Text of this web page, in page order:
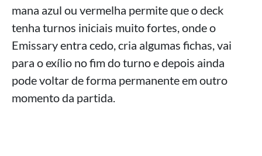
mana azul ou vermelha permite que o deck
tenha turnos iniciais muito fortes, onde o
Emissary entra cedo, cria algumas fichas, vai
para o exílio no fim do turno e depois ainda
pode voltar de forma permanente em outro
momento da partida.